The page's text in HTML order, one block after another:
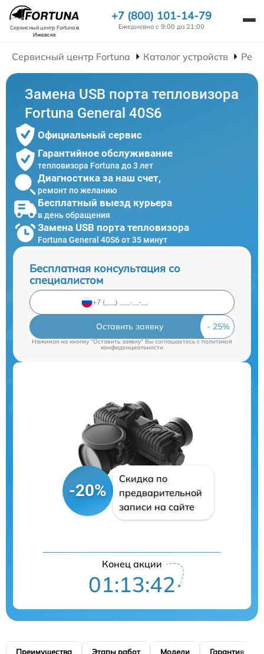
Сервисный центр Fortunaв
Ижевске
+7 (800) 101-14-79
Ежедневно с 9:00 до 21:00
Сервисный центр Fortuna Каталог устройств
Замена USB порта тепловизора
Fortuna General 40S6
Официальный сервис
Гарантийное обслуживание
тепловизора Fortuna до 3 лет
Диагностика за наш счет,
ремонт по желанию
Бесплатный выезд курьера
в день обращения
Замена USB порта тепловизора
Fortuna General 40S6 от 35 минут
Бесплатная консультация со
специалистом
Оставить заявку
Нажимая на кнопку "Оставить заявку" Вы соглашаетесь cполитикой
конфиденциальности
-20%
Скидка по
предварительной
записи на сайте
Конец акции
01:13:42
Преимущества Этапы работ Модели Гарантия